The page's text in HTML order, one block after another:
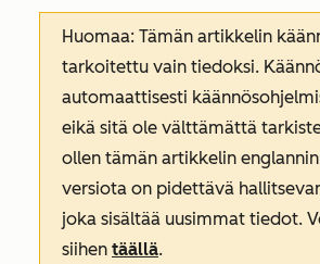
Huomaa: Tämän artikkelin
tarkoitettu vain tiedoksi.
automaattisesti
eikä sitä ole välttämättä
ollen tämän artikkelin
versiota on pidettävä
joka sisältää uusimmat tiedot.
siihen täällä.